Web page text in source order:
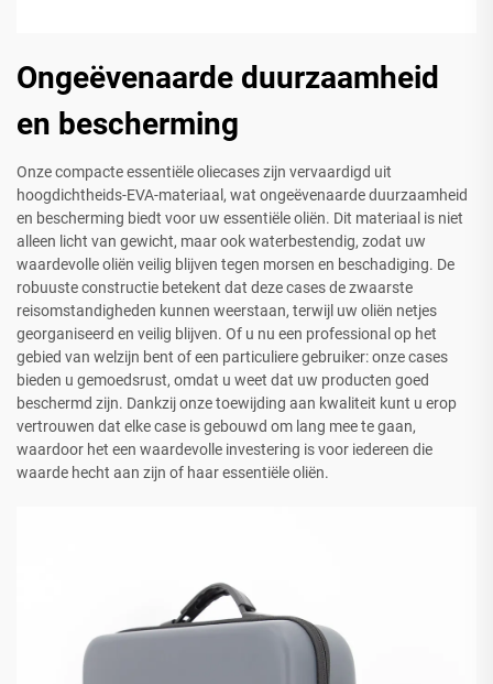
Ongeëvenaarde duurzaamheid
en bescherming
Onze compacte essentiële oliecases zijn vervaardigd uit
hoogdichtheids-EVA-materiaal, wat ongeëvenaarde duurzaamheid
en bescherming biedt voor uw essentiële oliën. Dit materiaal is niet
alleen licht van gewicht, maar ook waterbestendig, zodat uw
waardevolle oliën veilig blijven tegen morsen en beschadiging. De
robuuste constructie betekent dat deze cases de zwaarste
reisomstandigheden kunnen weerstaan, terwijl uw oliën netjes
georganiseerd en veilig blijven. Of u nu een professional op het
gebied van welzijn bent of een particuliere gebruiker: onze cases
bieden u gemoedsrust, omdat u weet dat uw producten goed
beschermd zijn. Dankzij onze toewijding aan kwaliteit kunt u erop
vertrouwen dat elke case is gebouwd om lang mee te gaan,
waardoor het een waardevolle investering is voor iedereen die
waarde hecht aan zijn of haar essentiële oliën.